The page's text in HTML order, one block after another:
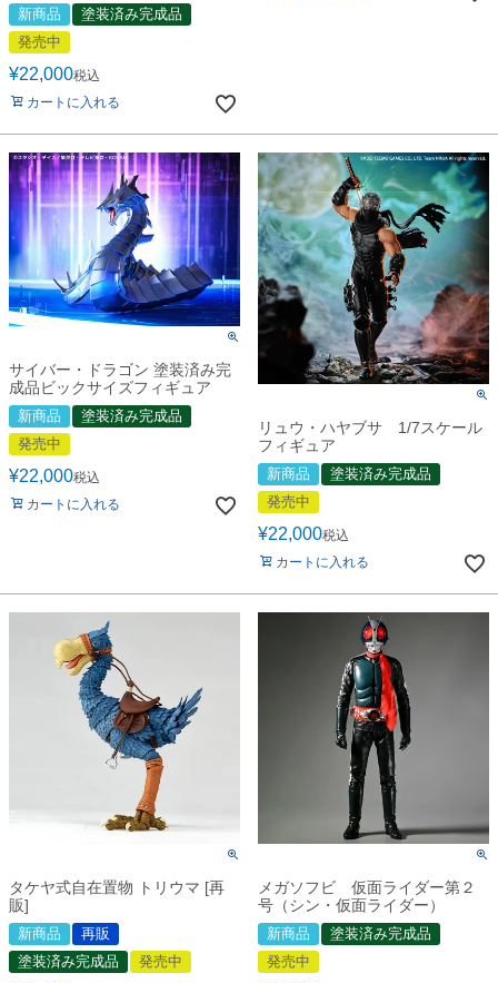
新商品
塗装済み完成品
発売中
¥22,000税込
カートに入れる
サイバー・ドラゴン 塗装済み完
成品ビックサイズフィギュア
新商品
塗装済み完成品
発売中
¥22,000税込
カートに入れる
リュウ・ハヤブサ 1/7スケール
フィギュア
新商品
塗装済み完成品
発売中
¥22,000税込
カートに入れる
タケヤ式自在置物 トリウマ [再
販]
新商品
再販
塗装済み完成品
発売中
メガソフビ 仮面ライダー第２
号（シン・仮面ライダー）
新商品
塗装済み完成品
発売中